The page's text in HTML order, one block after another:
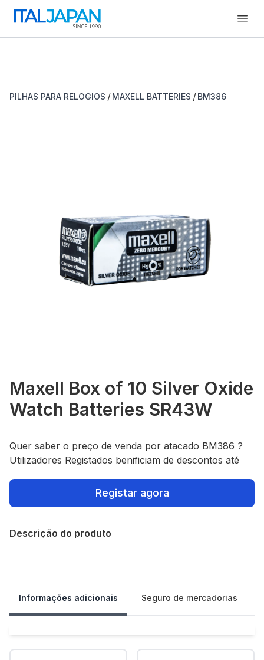
PILHAS PARA RELOGIOS / MAXELL BATTERIES / BM386
Maxell Box of 10 Silver Oxide
Watch Batteries SR43W
Quer saber o preço de venda por atacado BM386 ?
Utilizadores Registados benificiam de descontos até
Registar agora
Descrição do produto
Informações adicionais Seguro de mercadorias